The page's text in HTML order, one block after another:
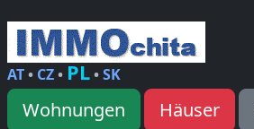
AT• CZ• PL•SK
Wohnungen Häuser